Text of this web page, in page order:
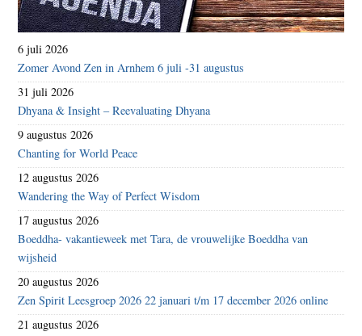
6 juli 2026
Zomer Avond Zen in Arnhem 6 juli -31 augustus
31 juli 2026
Dhyana & Insight – Reevaluating Dhyana
9 augustus 2026
Chanting for World Peace
12 augustus 2026
Wandering the Way of Perfect Wisdom
17 augustus 2026
Boeddha- vakantieweek met Tara, de vrouwelijke Boeddha van
wijsheid
20 augustus 2026
Zen Spirit Leesgroep 2026 22 januari t/m 17 december 2026 online
21 augustus 2026